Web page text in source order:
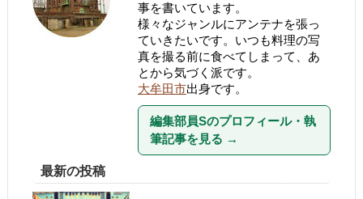
事を書いています。
様々なジャンルにアンテナを張っ
ていきたいです。いつも料理の写
真を撮る前に食べてしまって、あ
とから気づく派です。
大牟田市出身です。
編集部員Sのプロフィール・執
筆記事を見る →
最新の投稿